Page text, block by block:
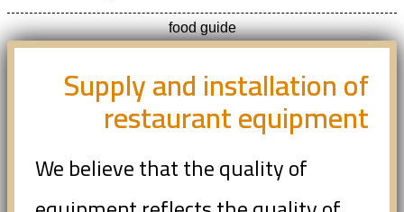
food guide
Supply and installation of
restaurant equipment
We believe that the quality of